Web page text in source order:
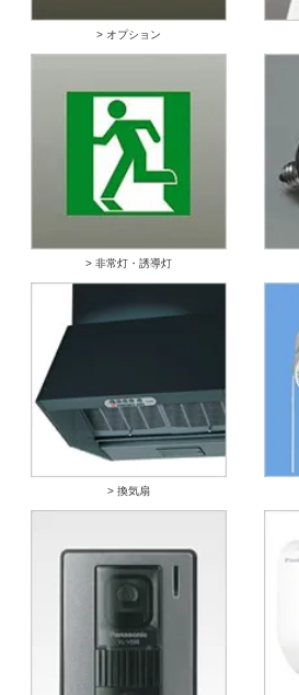
> オプション
> 非常灯・誘導灯
> 換気扇